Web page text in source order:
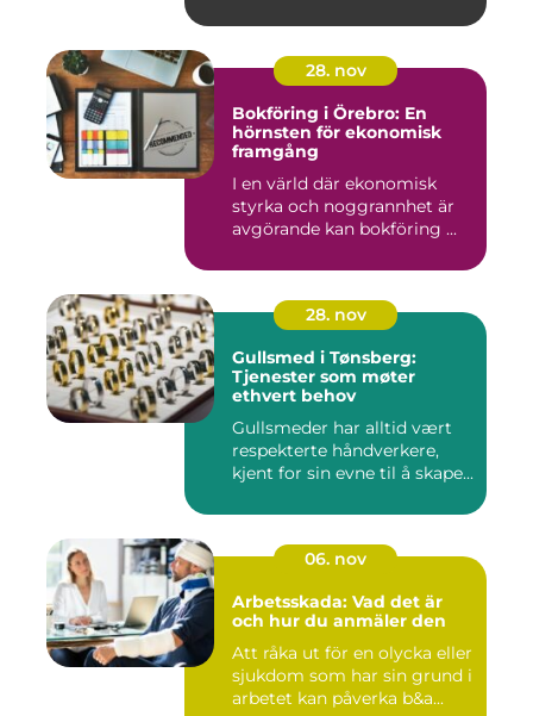
28. nov
Bokföring i Örebro: En
hörnsten för ekonomisk
framgång
I en värld där ekonomisk
styrka och noggrannhet är
avgörande kan bokföring ...
28. nov
Gullsmed i Tønsberg:
Tjenester som møter
ethvert behov
Gullsmeder har alltid vært
respekterte håndverkere,
kjent for sin evne til å skape...
06. nov
Arbetsskada: Vad det är
och hur du anmäler den
Att råka ut för en olycka eller
sjukdom som har sin grund i
arbetet kan påverka b&a...